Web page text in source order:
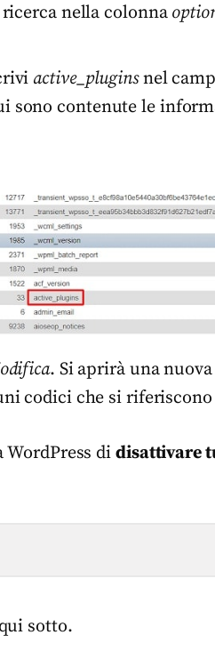
nella colonna
active_pluginsnel
sono contenute le
. Si aprirà una
codici che si
WordPress didisattivare
sotto.